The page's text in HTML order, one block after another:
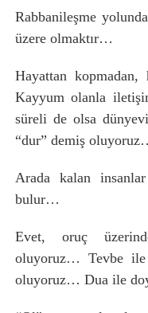
Rabbanileşme
üzere olmaktır…
Hayattan
Kayyum olanla
süreli de olsa
“dur” demiş
Arada kalan insanlar
bulur…
Evet, oruç
oluyoruz… Tevbe ile
oluyoruz… Dua ile